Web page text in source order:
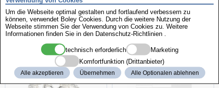
weitere interessante Produkte
Um die Webseite optimal gestalten und fortlaufend verbessern zu
können, verwendet Boley Cookies. Durch die weitere Nutzung der
Webseite stimmen Sie der Verwendung von Cookies zu. Weitere
Informationen finden Sie in den Datenschutz-Richtlinien
technisch erforderlich
Marketing
Komfortfunktion (Drittanbieter)
Alle akzeptieren Übernehmen Alle Optionalen ablehnen